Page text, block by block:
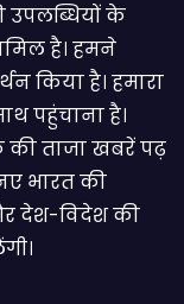
उपलब्धियों के
है। हमने
किया है। हमारा
पहुंचाना है।
की ताजा खबरें पढ़
भारत की
देश-विदेश की